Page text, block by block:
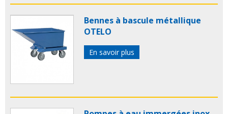
Bennes à bascule métallique
OTELO
En savoir plus